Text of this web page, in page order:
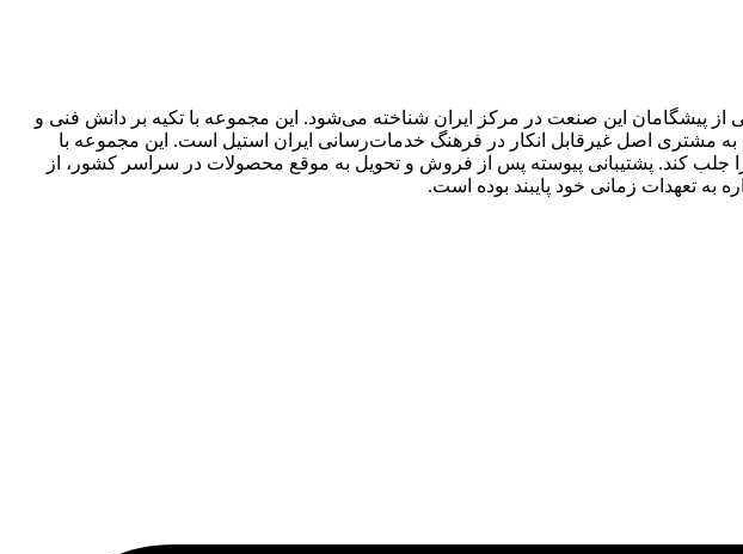
پیشگامان این صنعت در مرکز ایران شناخته می‌شود. این مجموعه با تکیه بر دانش فنی و
به مشتری اصل غیرقابل انکار در فرهنگ خدمات‌رسانی ایران استیل است. این مجموعه با
جلب کند. پشتیبانی پیوسته پس از فروش و تحویل به موقع محصولات در سراسر کشور، از
به تعهدات زمانی خود پایبند بوده است.